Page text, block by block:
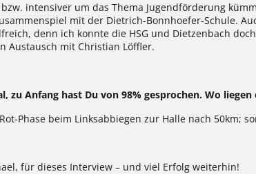
intensiver um das Thema Jugendförderung
mit der Dietrich-Bonnhoefer-Schule.
denn ich konnte die HSG und Dietzenbach
Austausch mit Christian Löffler.
zu Anfang hast Du von 98% gesprochen. Wo
Phase beim Linksabbiegen zur Halle nach 50km;
für dieses Interview – und viel Erfolg weiterhin!